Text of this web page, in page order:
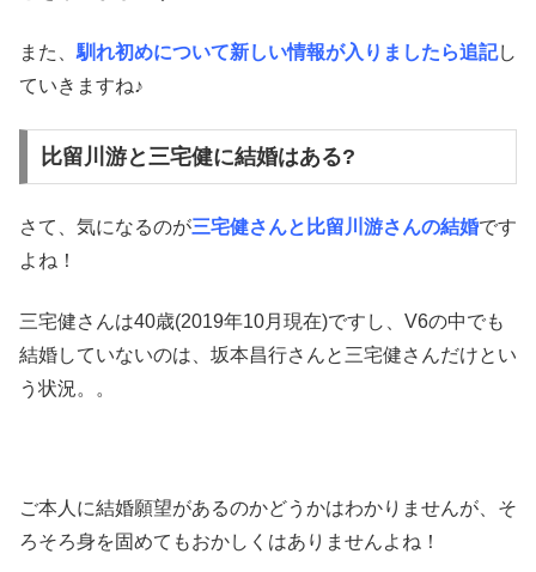
また、 馴れ初めについて新しい情報が入りましたら追記し
ていきますね♪
比留川游と三宅健に結婚はある?
さて、気になるのが三宅健さんと比留川游さんの結婚です
よね！
三宅健さんは40歳(2019年10月現在)ですし、V6の中でも
結婚していないのは、坂本昌行さんと三宅健さんだけとい
う状況。。
ご本人に結婚願望があるのかどうかはわかりませんが、そ
ろそろ身を固めてもおかしくはありませんよね！